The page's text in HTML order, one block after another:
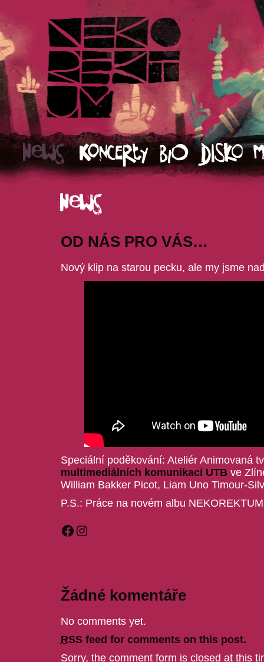
OD NÁS PRO VÁS…
Nový klip na starou pecku, ale my jsme
Speciální poděkování: Ateliér Animovaná
multimediálních komunikací UTB ve
William Bakker Picot, Liam Uno Timour-
P.S.: Práce na novém albu
Facebook
Instagram
Žádné komentáře
No comments yet.
RSSfeed for comments on this post.
Sorry, the comment form is closed at this